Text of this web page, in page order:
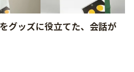
グッズに役立てた、会話が